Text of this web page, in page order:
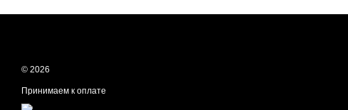
© 2026
Принимаем к оплате